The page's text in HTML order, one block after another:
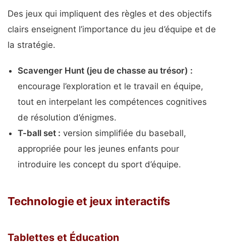
Des jeux qui impliquent des règles et des objectifs
clairs enseignent l’importance du jeu d’équipe et de
la stratégie.
Scavenger Hunt (jeu de chasse au trésor) :
encourage l’exploration et le travail en équipe,
tout en interpelant les compétences cognitives
de résolution d’énigmes.
T-ball set : version simplifiée du baseball,
appropriée pour les jeunes enfants pour
introduire les concept du sport d’équipe.
Technologie et jeux interactifs
Tablettes et Éducation